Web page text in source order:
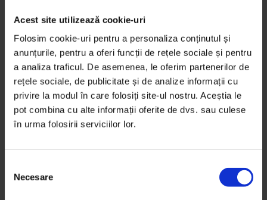
Acest site utilizează cookie-uri
Folosim cookie-uri pentru a personaliza conținutul și
anunțurile, pentru a oferi funcții de rețele sociale și pentru
a analiza traficul. De asemenea, le oferim partenerilor de
rețele sociale, de publicitate și de analize informații cu
privire la modul în care folosiți site-ul nostru. Aceștia le
pot combina cu alte informații oferite de dvs. sau culese
în urma folosirii serviciilor lor.
Necesare
din zona de confort, în care ești doar tu,
personajul, un carnet de notițe și-o
tastatură, dai de oamenii pentru care scrii și
vezi că procesul ăsta uneori greoi și
plictisitor îi interesează, vor să știe povestea
din spatele poveștii.
Îți calibrează procesul. Observi adesea că
pregătite.